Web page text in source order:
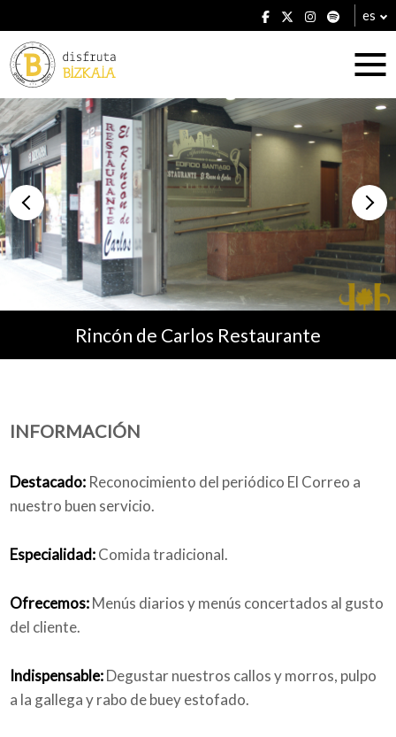
es
Alojamientos
Restaurantes
Planes
Blog
Rincón de Carlos Restaurante
INFORMACIÓN
Destacado: Reconocimiento del periódico El Correo a
nuestro buen servicio.
Especialidad:Comida tradicional.
Ofrecemos:Menús diarios y menús concertados al gusto
del cliente.
Indispensable:Degustar nuestros callos y morros, pulpo
a la gallega y rabo de buey estofado.